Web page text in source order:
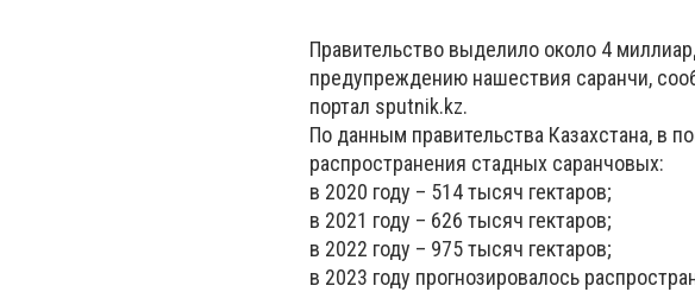
Правительство выделило около 4
предупреждению нашествия саранчи,
портал sputnik.kz.
По данным правительства Казахстана, в
распространения стадных саранчовых:
в 2020 году – 514 тысяч гектаров;
в 2021 году – 626 тысяч гектаров;
в 2022 году – 975 тысяч гектаров;
в 2023 году прогнозировалось